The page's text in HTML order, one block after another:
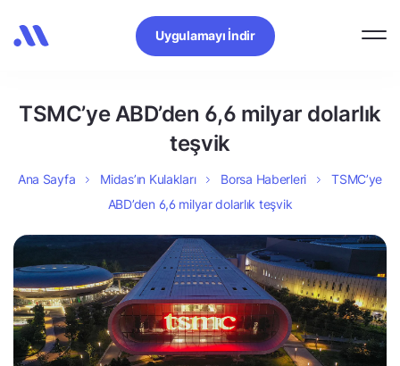
Uygulamayı İndir
TSMC’ye ABD’den 6,6 milyar dolarlık
teşvik
Ana Sayfa Midas’ın Kulakları Borsa Haberleri
TSMC’ye
ABD’den 6,6 milyar dolarlık teşvik